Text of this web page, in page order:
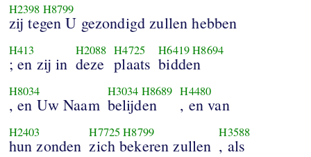
H2398 H8799
zij tegen U gezondigd zullen hebben
H413
; en zij in
H2088
deze
H4725
plaats
H6419H8694
bidden
H8034
, en Uw Naam
H3034 H8689
belijden
H4480
, en van
H2403
hun zonden
H7725H8799
zich bekeren zullen
H3588
, als